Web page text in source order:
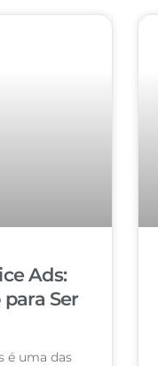
Ads:
Ser
é uma das